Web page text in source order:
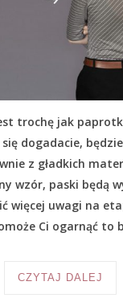
trochę jak
dogadacie,
z gładkich
wzór, paski będą
więcej uwagi na
Ci ogarnąć to
CZYTAJ DALEJ